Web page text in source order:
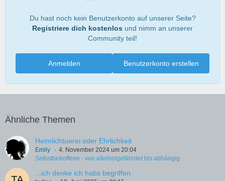
Du hast noch kein Benutzerkonto auf unserer Seite?
Registriere dich kostenlos und nimm an unserer
Community teil!
Benutzerkonto erstellen
Anmelden
Ähnliche Themen
Heimlichtuerei oder Ehrlichkeit
Emily
4. November 2024 um 20:04
Selbstbetroffene - von alkoholgefährdet bis abhängig
...ich denke ich habs begriffen